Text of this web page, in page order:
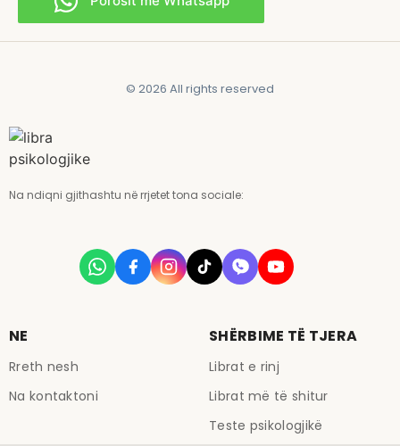
© 2026 All rights reserved
Na ndiqni gjithashtu në rrjetet tona sociale:
NE
Rreth nesh
Na kontaktoni
SHËRBIME TË TJERA
Librat e rinj
Librat më të shitur
Teste psikologjikë